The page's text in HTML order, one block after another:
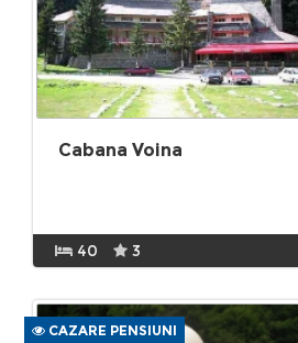
Cabana Voina
40 3
CAZARE PENSIUNI